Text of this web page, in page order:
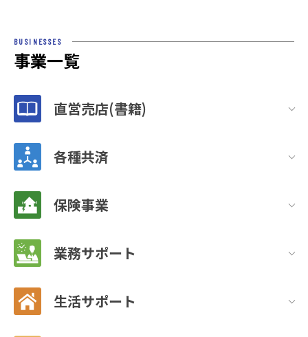
BUSINESSES
事業一覧
直営売店(書籍)
各種共済
保険事業
業務サポート
生活サポート